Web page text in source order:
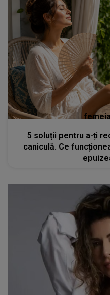
5 soluții pentru a-ți
caniculă. Ce